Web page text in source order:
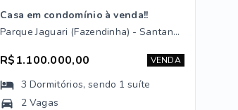
Casa em condomínio à venda!!
Parque Jaguari (Fazendinha) - Santana de Parnaíba/SP
R$1.100.000,00 VENDA
3 Dormitórios, sendo 1 suíte
2 Vagas